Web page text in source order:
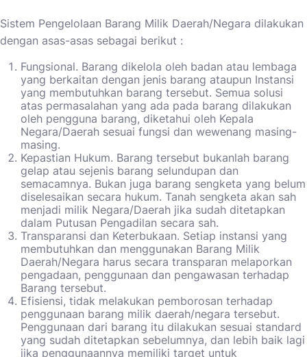
Sistem Pengelolaan Barang Milik Daerah/Negara dilakukan
dengan asas-asas sebagai berikut :
Fungsional. Barang dikelola oleh badan atau lembaga
yang berkaitan dengan jenis barang ataupun Instansi
yang membutuhkan barang tersebut. Semua solusi
atas permasalahan yang ada pada barang dilakukan
oleh pengguna barang, diketahui oleh Kepala
Negara/Daerah sesuai fungsi dan wewenang masing-
masing.
Kepastian Hukum. Barang tersebut bukanlah barang
gelap atau sejenis barang selundupan dan
semacamnya. Bukan juga barang sengketa yang belum
diselesaikan secara hukum. Tanah sengketa akan sah
menjadi milik Negara/Daerah jika sudah ditetapkan
dalam Putusan Pengadilan secara sah.
Transparansi dan Keterbukaan. Setiap instansi yang
membutuhkan dan menggunakan Barang Milik
Daerah/Negara harus secara transparan melaporkan
pengadaan, penggunaan dan pengawasan terhadap
Barang tersebut.
Efisiensi, tidak melakukan pemborosan terhadap
penggunaan barang milik daerah/negara tersebut.
Penggunaan dari barang itu dilakukan sesuai standard
yang sudah ditetapkan sebelumnya, dan lebih baik lagi
jika penggunaannya memiliki target untuk